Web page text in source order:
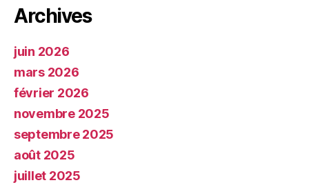
Archives
juin 2026
mars 2026
février 2026
novembre 2025
septembre 2025
août 2025
juillet 2025